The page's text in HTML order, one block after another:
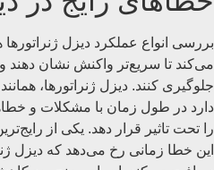
بررسی انواع عملکرد دیزل
می‌کند تا سریع‌تر واکنش نشان دهند
جلوگیری کنند. دیزل ژنراتورها،
دارد در طول زمان با مشکلات و
را تحت تاثیر قرار دهد. یکی از
این خطا زمانی رخ می‌دهد که دیزل